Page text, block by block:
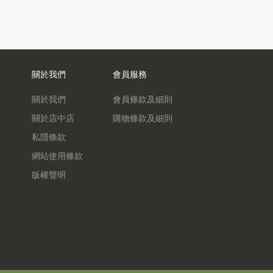
關於我們
關於我們
關於店中店
私隱條款
網站使用條款
版權聲明
會員服務
會員條款及細則
購物條款及細則